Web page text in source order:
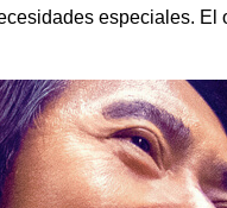
especiales. El